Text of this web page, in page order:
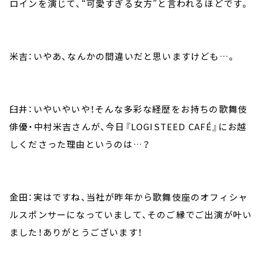
ロインを演じて、“可愛すぎる女方”と言われるほどです。
米吉：いやあ、なんかの間違いだと思いますけども…。
臼井：いやいやいや！そんな多彩な経歴をお持ちの歌舞伎
俳優・中村米吉さんが、今日『LOGISTEED CAFÉ』にお越
しくださった理由というのは…？
金田：実はですね、当社が昨年から歌舞伎座のオフィシャ
ルスポンサーになっていまして、そのご縁でご出演が叶い
ました！ありがとうございます！